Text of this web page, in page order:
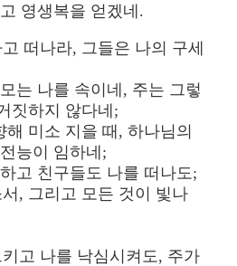
영생복을 얻겠네.
떠나라, 그들은 나의 구세
는 나를 속이네, 주는 그렇
짓하지 않다네;
미소 지을 때, 하나님의
능이 임하네;
고 친구들도 나를 떠나도;
, 그리고 모든 것이 빛나
고 나를 낙심시켜도, 주가